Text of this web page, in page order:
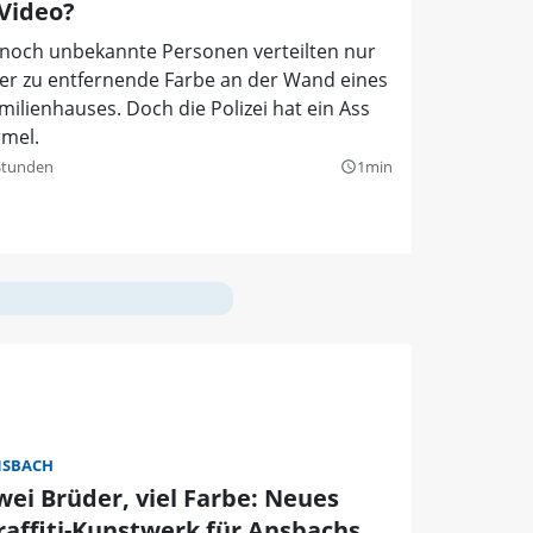
unbekannte Personen verteilten nur
zu entfernende Farbe an der Wand eines
Doch die Polizei hat ein Ass
query_builder1min
Brüder, viel Farbe: Neues